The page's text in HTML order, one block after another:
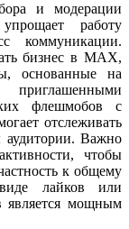
и модерации
работу
коммуникации.
бизнес в MAX,
основанные на
флешмобов с
отслеживать
аудитории. Важно
чтобы
к общему
лайков или
является мощным